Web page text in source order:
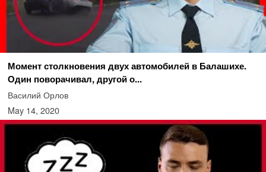
Момент столкновения двух автомобилей в Балашихе.
Один поворачивал, другой о...
Василий Орлов
May 14, 2020